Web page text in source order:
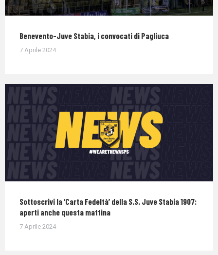
Benevento-Juve Stabia, i convocati di Pagliuca
7 Aprile 2024
Sottoscrivi la ‘Carta Fedeltà’ della S.S. Juve Stabia 1907:
aperti anche questa mattina
7 Aprile 2024